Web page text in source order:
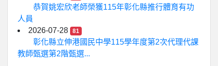
恭賀姚宏欣老師榮獲115年彰化縣推行體育有功
人員
2026-07-28
81
彰化縣立伸港國民中學115學年度第2次代理代課
教師甄選第2階甄選...